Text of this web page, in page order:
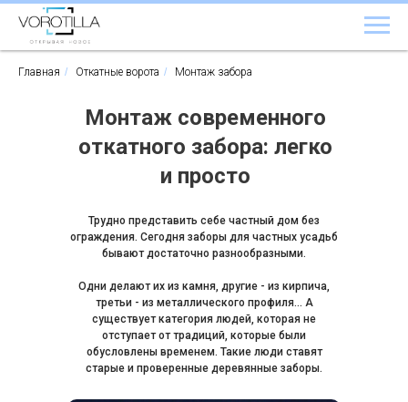
Главная / Откатные ворота / Монтаж забора
Монтаж современного
откатного забора: легко
и просто
Трудно представить себе частный дом без
ограждения. Сегодня заборы для частных усадьб
бывают достаточно разнообразными.
Одни делают их из камня, другие - из кирпича,
третьи - из металлического профиля... А
существует категория людей, которая не
отступает от традиций, которые были
обусловлены временем. Такие люди ставят
старые и проверенные деревянные заборы.